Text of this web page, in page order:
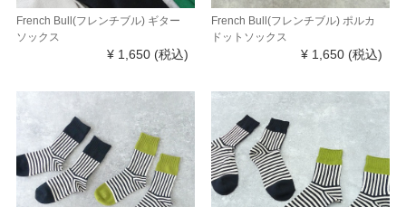
French Bull(フレンチブル) ギター
ソックス
¥ 1,650 (税込)
French Bull(フレンチブル) ポルカ
ドットソックス
¥ 1,650 (税込)